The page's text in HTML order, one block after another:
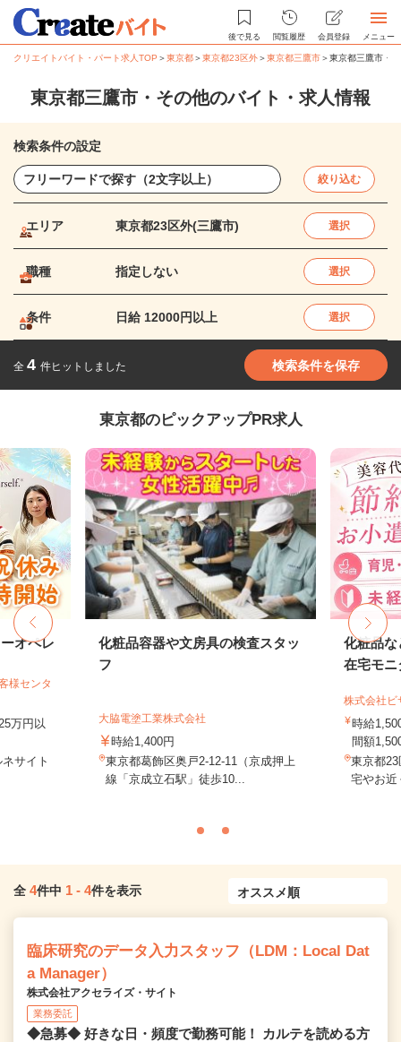
後で見る 閲覧履歴 会員登録 メニュー
クリエイトバイト・パート求人TOP ＞東京都＞東京都23区外＞東京都三鷹市＞東京都三鷹市・
東京都三鷹市・その他のバイト・求人情報
検索条件の設定
絞り込む
エリア 東京都23区外(三鷹市) 選択
職種 指定しない 選択
条件 日給 12000円以上 選択
全 4 件ヒットしました 検索条件を保存
東京都のピックアップPR求人
オペレ
様センタ
万円以
サイト
化粧品容器や文房具の検査スタッ
フ
大脇電塗工業株式会社
時給1,400円
東京都葛飾区奥戸2-12-11（京成押上
線「京成立石駅」徒歩10...
化粧品な
在宅モニ
株式会社ビ
時給
間額
東京都
宅やお近
全 4件中 1 - 4件を表示
臨床研究のデータ入力スタッフ（LDM：Local Dat
a Manager）
株式会社アクセライズ・サイト
業務委託
◆急募◆ 好きな日・頻度で勤務可能！ カルテを読める方